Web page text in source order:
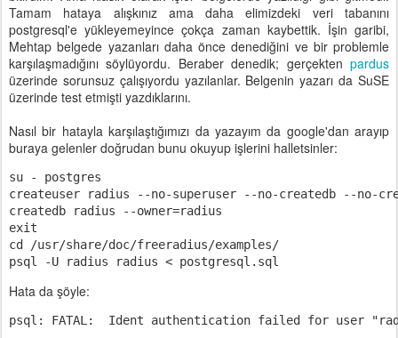
Tamam hataya alışkınız ama daha elimizdeki veri tabanını
postgresql'e yükleyemeyince çokça zaman kaybettik. İşin garibi,
Mehtap belgede yazanları daha önce denediğini ve bir problemle
karşılaşmadığını söylüyordu. Beraber denedik; gerçekten pardus
üzerinde sorunsuz çalışıyordu yazılanlar. Belgenin yazarı da SuSE
üzerinde test etmişti yazdıklarını.
Nasıl bir hatayla karşılaştığımızı da yazayım da google'dan arayıp
buraya gelenler doğrudan bunu okuyup işlerini halletsinler:
su - postgres
createuser radius --no-superuser --no-createdb --no-
createdb radius --owner=radius
exit
cd /usr/share/doc/freeradius/examples/
psql -U radius radius < postgresql.sql
Hata da şöyle:
psql: FATAL:  Ident authentication failed for user